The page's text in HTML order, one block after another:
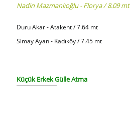
Nadin Mazmanlıoğlu - Florya / 8.09 mt
Duru Akar - Atakent / 7.64 mt
Simay Ayan - Kadıköy / 7.45 mt
Küçük Erkek Gülle Atma